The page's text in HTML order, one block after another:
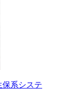
保系システ